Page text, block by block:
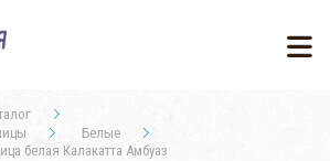
Белые
белая Калакатта Амбуаз